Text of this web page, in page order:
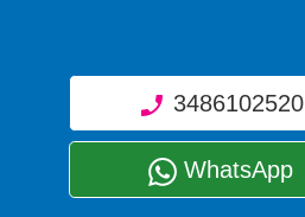
3486102520
WhatsApp